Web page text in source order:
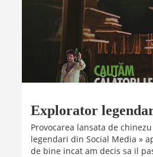
Explorator
Provocarea lansata de
legendari din Social Media »
de bine incat am decis sa il